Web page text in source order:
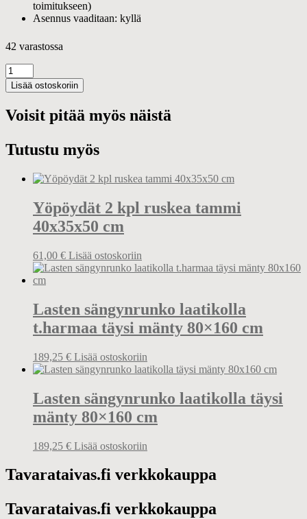
toimitukseen)
Asennus vaaditaan: kyllä
42 varastossa
Metallinen
sängynrunko
päädyillä
musta
90x200
määrä
Lisää ostoskoriin
Voisit pitää myös näistä
Tutustu myös
Yöpöydät 2 kpl ruskea tammi
40x35x50 cm
61,00 € Lisää ostoskoriin
Lasten sängynrunko laatikolla
t.harmaa täysi mänty 80×160 cm
189,25 € Lisää ostoskoriin
Lasten sängynrunko laatikolla täysi
mänty 80×160 cm
189,25 € Lisää ostoskoriin
Tavarataivas.fi verkkokauppa
Tavarataivas.fi verkkokauppa